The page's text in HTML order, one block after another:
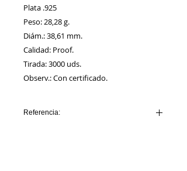
Plata .925
Peso: 28,28 g.
Diám.: 38,61 mm.
Calidad: Proof.
Tirada: 3000 uds.
Observ.: Con certificado.
Referencia: